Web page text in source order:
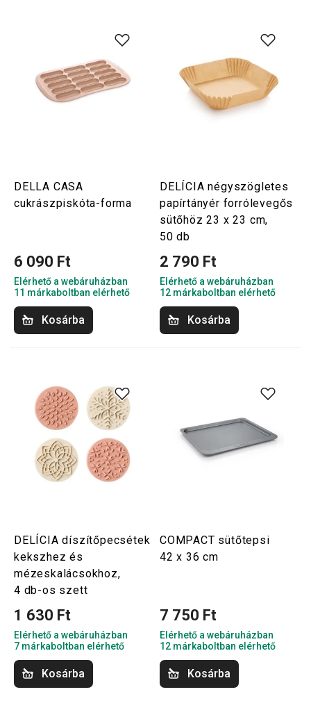
DELLA CASA
cukrászpiskóta-forma
6 090 Ft
Elérhető a webáruházban
11 márkaboltban elérhető
Kosárba
DELÍCIA négyszögletes
papírtányér forrólevegős
sütőhöz 23 x 23 cm,
50 db
2 790 Ft
Elérhető a webáruházban
12 márkaboltban elérhető
Kosárba
DELÍCIA díszítőpecsétek
kekszhez és
mézeskalácsokhoz,
4 db-os szett
1 630 Ft
Elérhető a webáruházban
7 márkaboltban elérhető
Kosárba
COMPACT sütőtepsi
42 x 36 cm
7 750 Ft
Elérhető a webáruházban
12 márkaboltban elérhető
Kosárba